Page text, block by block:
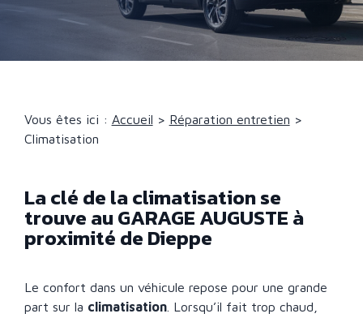
Vous êtes ici : Accueil > Réparation entretien >
Climatisation
La clé de la climatisation se
trouve au GARAGE AUGUSTE à
proximité de Dieppe
Le confort dans un véhicule repose pour une grande
part sur la climatisation. Lorsqu’il fait trop chaud,